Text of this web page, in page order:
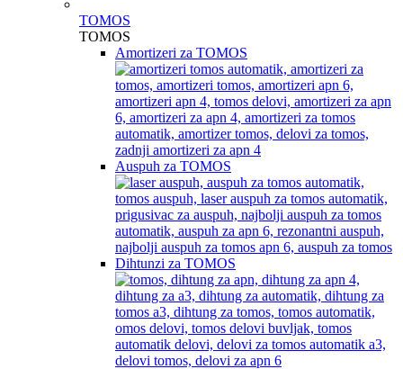
TOMOS
TOMOS
Amortizeri za TOMOS
Auspuh za TOMOS
Dihtunzi za TOMOS